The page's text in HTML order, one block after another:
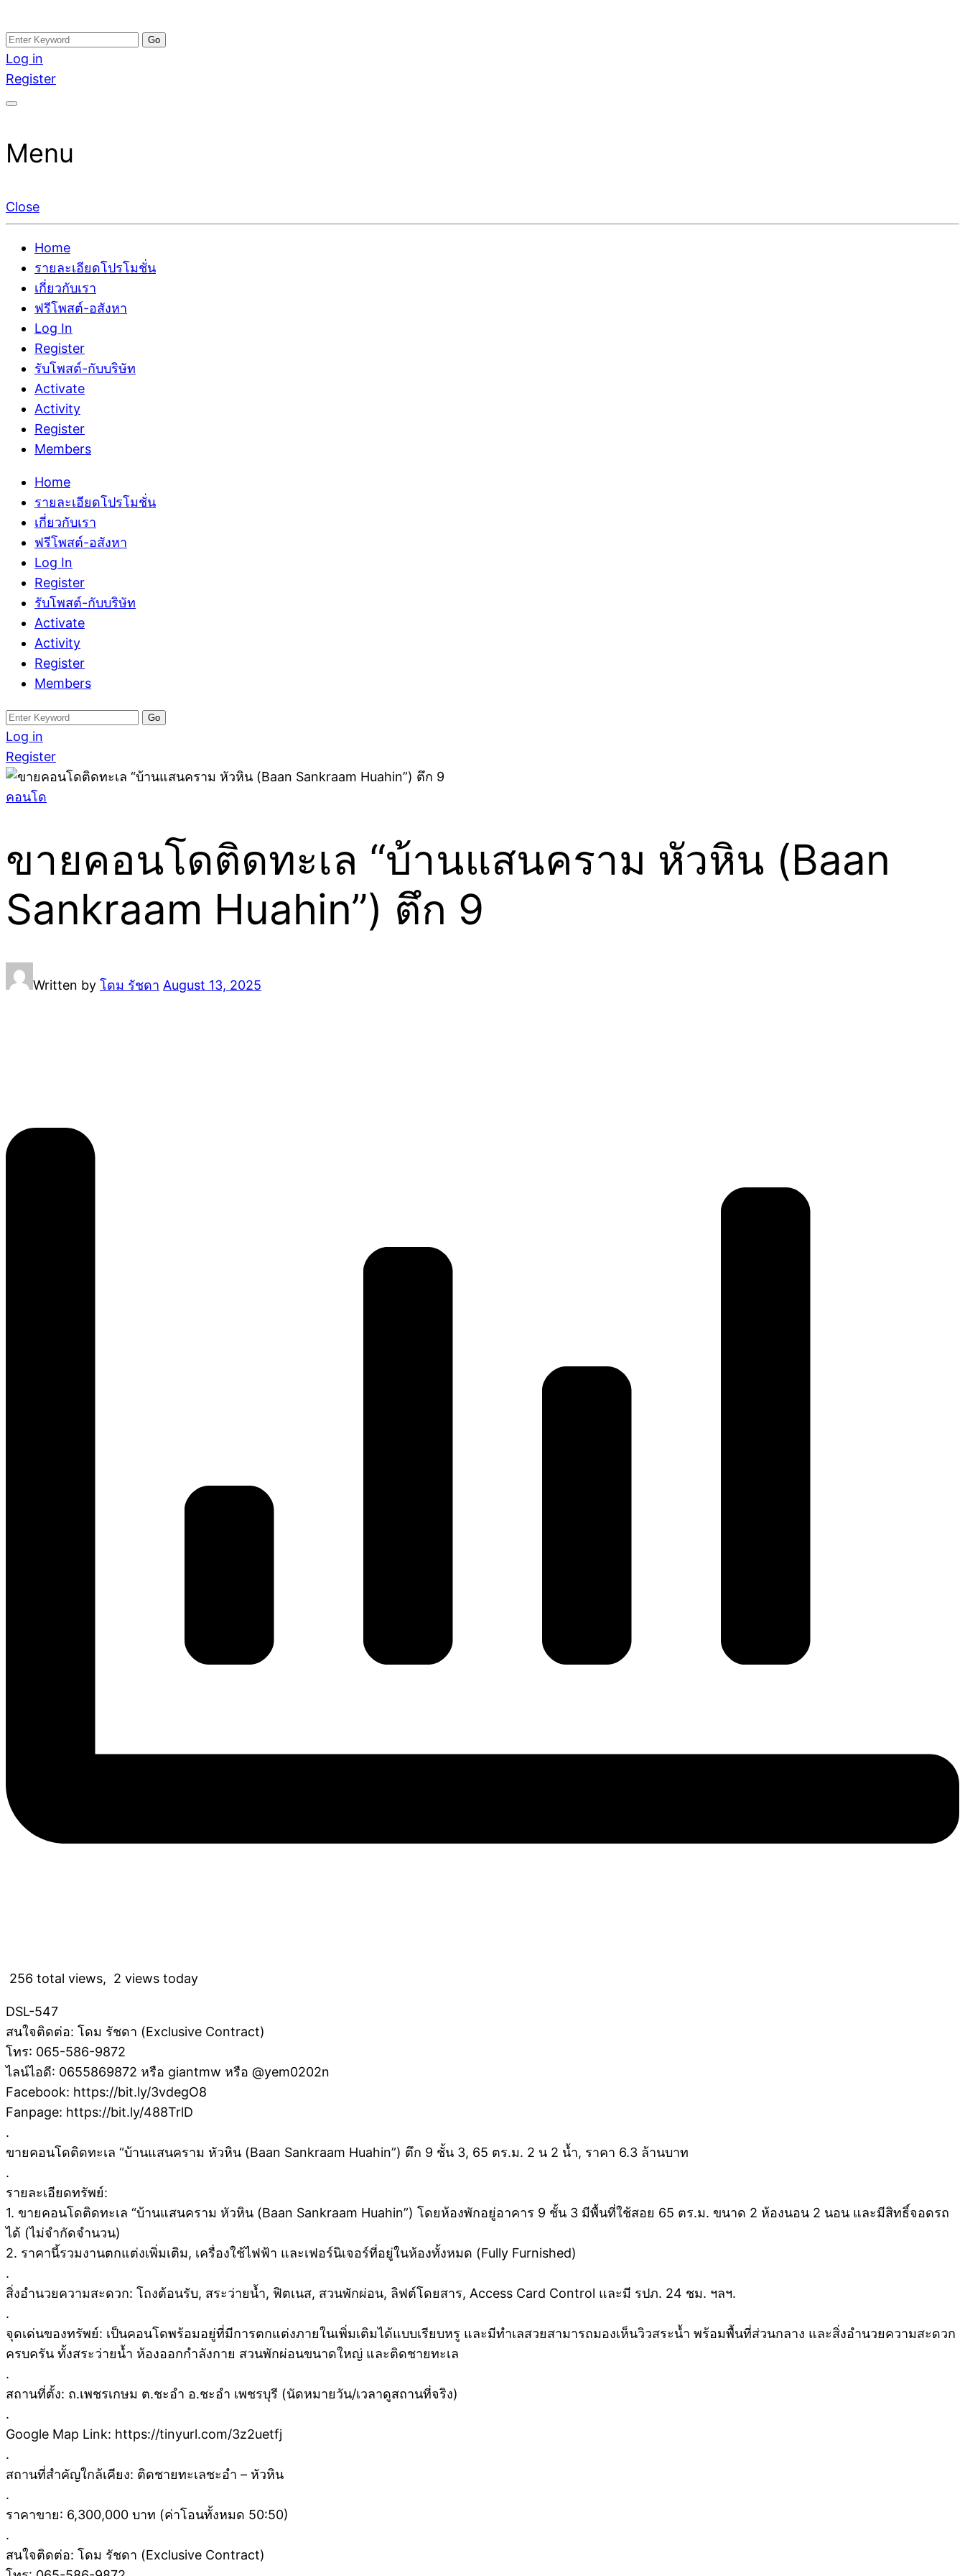
Skip
to
content
อสังหาโพสต์ รีวิวเยอะ รับจ้างโพสต์ขายบ้าน รับจ้างโพสต์อสังหา แตกต่างอย่างตั้งใจ รับรองผล อันดับ1 การโพสต์ขายอสังหา กับทีมงานบริษัท บ้าน ที่ดิน คอนโด
ติดGoogleหน้าแรกได้จริงๆ ใน 7 วัน
รับจ้างโพสอสังหา ขายบ้าน อสังหาโพสต์ เชื่อถือได้จริง รับโพสต์ ที่ดิน กับทีมงานบริษัท ถูกและดีที่สุด ไม่มีค่านายหน้า ขายได้จริงๆ ช่วยสร้างโอกาสในการขายได้มากกว่า ที่
เดียว ที่กล้าการันตีผลงาน ประสบการณ์กว่า20ปี ทีมงานมืออาชีพ ช่วยคุณขายบ้านมานาน ตัวจริง
Search
for:
Log in
Register
Menu
Close
Home
รายละเอียดโปรโมชั่น
เกี่ยวกับเรา
ฟรีโพสต์-อสังหา
Log In
Register
รับโพสต์-กับบริษัท
Activate
Activity
Register
Members
Home
รายละเอียดโปรโมชั่น
เกี่ยวกับเรา
ฟรีโพสต์-อสังหา
Log In
Register
รับโพสต์-กับบริษัท
Activate
Activity
Register
Members
Search
for:
Log in
Register
คอนโด
ขายคอนโดติดทะเล “บ้านแสนคราม หัวหิน (Baan
Sankraam Huahin”) ตึก 9
Written by โดม รัชดา August 13, 2025
256 total views, 2 views today
DSL-547
สนใจติดต่อ: โดม รัชดา (Exclusive Contract)
โทร: 065-586-9872
ไลน์ไอดี: 0655869872 หรือ giantmw หรือ @yem0202n
Facebook: https://bit.ly/3vdegO8
Fanpage: https://bit.ly/488TrlD
.
ขายคอนโดติดทะเล “บ้านแสนคราม หัวหิน (Baan Sankraam Huahin”) ตึก 9 ชั้น 3, 65 ตร.ม. 2 น 2 น้ำ, ราคา 6.3 ล้านบาท
.
รายละเอียดทรัพย์:
1. ขายคอนโดติดทะเล “บ้านแสนคราม หัวหิน (Baan Sankraam Huahin”) โดยห้องพักอยู่อาคาร 9 ชั้น 3 มีพื้นที่ใช้สอย 65 ตร.ม. ขนาด 2 ห้องนอน 2 นอน และมีสิทธิ์จอดรถ
ได้ (ไม่จำกัดจำนวน)
2. ราคานี้รวมงานตกแต่งเพิ่มเติม, เครื่องใช้ไฟฟ้า และเฟอร์นิเจอร์ที่อยู่ในห้องทั้งหมด (Fully Furnished)
.
สิ่งอำนวยความสะดวก: โถงต้อนรับ, สระว่ายน้ำ, ฟิตเนส, สวนพักผ่อน, ลิฟต์โดยสาร, Access Card Control และมี รปภ. 24 ชม. ฯลฯ.
.
จุดเด่นของทรัพย์: เป็นคอนโดพร้อมอยู่ที่มีการตกแต่งภายในเพิ่มเติมได้แบบเรียบหรู และมีทำเลสวยสามารถมองเห็นวิวสระน้ำ พร้อมพื้นที่ส่วนกลาง และสิ่งอำนวยความสะดวก
ครบครัน ทั้งสระว่ายน้ำ ห้องออกกำลังกาย สวนพักผ่อนขนาดใหญ่ และติดชายทะเล
.
สถานที่ตั้ง: ถ.เพชรเกษม ต.ชะอำ อ.ชะอำ เพชรบุรี (นัดหมายวัน/เวลาดูสถานที่จริง)
.
Google Map Link: https://tinyurl.com/3z2uetfj
.
สถานที่สำคัญใกล้เคียง: ติดชายทะเลชะอำ – หัวหิน
.
ราคาขาย: 6,300,000 บาท (ค่าโอนทั้งหมด 50:50)
.
สนใจติดต่อ: โดม รัชดา (Exclusive Contract)